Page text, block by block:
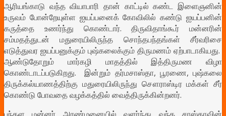
ஆரியங்காடு வந்த வியாபாரி தான் காட்டில் கண்ட இளைஞனின்
உருவம் போன்றேயுள்ள ஐயப்பனைக் கோவிலில் கண்டு ஐயப்பனின்
கருத்தை உணர்ந்து கொண்டார். திருவிதாங்கூர் மன்னரின்
சம்மதத்துடன் மதுரையிலிருந்த சொந்தபந்தங்கள் சீர்வரிசை
எடுத்துவர ஐயப்பனுக்கும் புஷ்கலைக்கும் திருமணம் ஏற்பாடாகியது.
ஆண்டுதோறும் மார்கழி மாதத்தில் இத்திருமண விழா
கொண்டாடப்படுகிறது. இன்றும் தர்மசாஸ்தா, பூரணை, புஷ்கலை
திருக்கல்யாணத்திற்கு மதுரையிலிருந்து சௌராஸ்டிர மக்கள் சீர்
கொண்டு போவதை வழக்கத்தில் வைத்திருக்கின்றனர்.